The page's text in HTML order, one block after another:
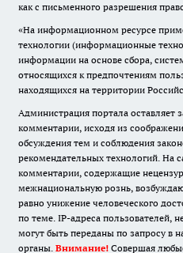
как с письменного разрешения
«На информационном ресурсе
технологии (информационные
информации на основе сбора,
относящихся к предпочтениям
находящихся на территории
Администрация портала оставляет
комментарии, исходя из
обсуждения тем и соблюдения
рекомендательных технологий. На
комментарии, содержащие
межнациональную рознь,
равно унижение человеческого
по теме. IP-адреса пользователей,
могут быть переданы по запросу в
органы. Внимание! Совершая